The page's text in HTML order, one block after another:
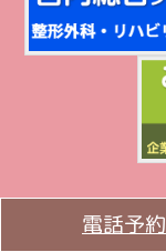
電話予約